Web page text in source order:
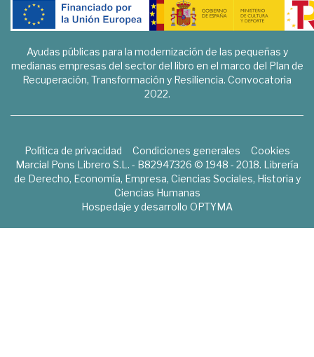
Ayudas públicas para la modernización de las pequeñas y
medianas empresas del sector del libro en el marco del Plan de
Recuperación, Transformación y Resiliencia. Convocatoria
2022.
Política de privacidad Condiciones generales
Cookies
Marcial Pons Librero S.L. - B82947326 © 1948 - 2018. Librería
de Derecho, Economía, Empresa, Ciencias Sociales, Historia y
Ciencias Humanas
Hospedaje y desarrollo OPTYMA